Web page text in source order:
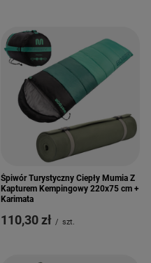
Śpiwór Turystyczny Ciepły Mumia Z
Kapturem Kempingowy 220x75 cm +
Karimata
110,30 zł / szt.